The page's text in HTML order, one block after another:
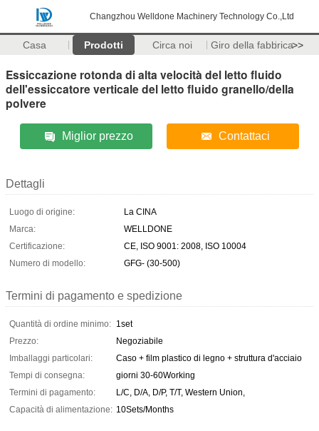
Changzhou Welldone Machinery Technology Co.,Ltd
Casa Prodotti Circa noi Giro della fabbrica>>
Essiccazione rotonda di alta velocità del letto fluido
dell'essiccatore verticale del letto fluido granello/della
polvere
Miglior prezzo Contattaci
Dettagli
Luogo di origine:
La CINA
Marca:
WELLDONE
Certificazione:
CE, ISO 9001: 2008, ISO 10004
Numero di modello:
GFG- (30-500)
Termini di pagamento e spedizione
Quantità di ordine minimo: 1set
Prezzo:
Negoziabile
Imballaggi particolari:
Caso + film plastico di legno + struttura d'acciaio
Tempi di consegna:
giorni 30-60Working
Termini di pagamento:
L/C, D/A, D/P, T/T, Western Union,
Capacità di alimentazione: 10Sets/Months